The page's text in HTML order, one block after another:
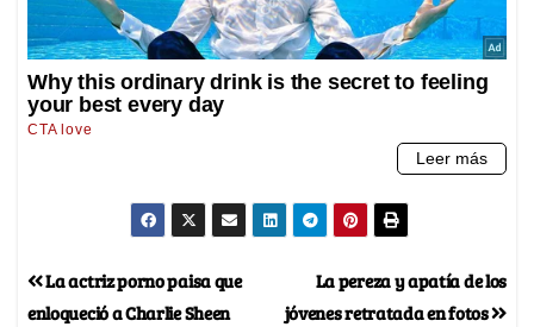
La pereza y apatía de los
jóvenes retratada en fotos
La actriz porno paisa que
enloqueció a Charlie Sheen